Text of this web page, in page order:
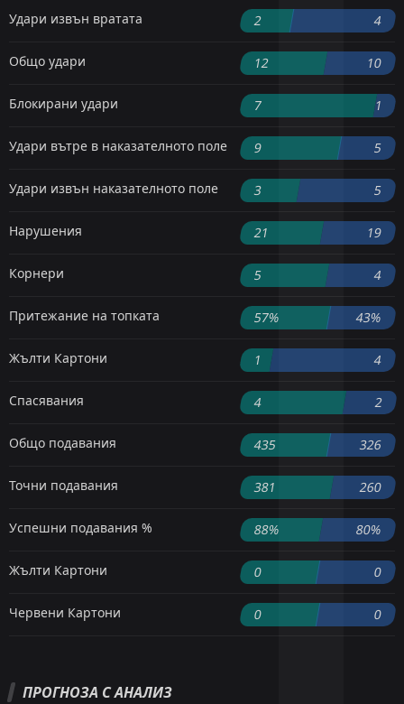
Удари извън вратата 2 4
Общо удари 12 10
Блокирани удари 7 1
Удари вътре в наказателното поле 9 5
Удари извън наказателното поле 3 5
Нарушения 21 19
Корнери 5 4
Притежание на топката 57% 43%
Жълти Картони 1 4
Спасявания 4 2
Общо подавания 435 326
Точни подавания 381 260
Успешни подавания % 88% 80%
Жълти Картони 0 0
Червени Картони 0 0
ПРОГНОЗА С АНАЛИЗ